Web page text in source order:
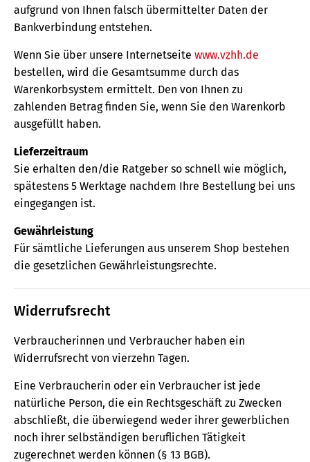
aufgrund von Ihnen falsch übermittelter Daten der
Bankverbindung entstehen.
Wenn Sie über unsere Internetseite www.vzhh.de
bestellen, wird die Gesamtsumme durch das
Warenkorbsystem ermittelt. Den von Ihnen zu
zahlenden Betrag finden Sie, wenn Sie den Warenkorb
ausgefüllt haben.
Lieferzeitraum
Sie erhalten den/die Ratgeber so schnell wie möglich,
spätestens 5 Werktage nachdem Ihre Bestellung bei uns
eingegangen ist.
Gewährleistung
Für sämtliche Lieferungen aus unserem Shop bestehen
die gesetzlichen Gewährleistungsrechte.
Widerrufsrecht
Verbraucherinnen und Verbraucher haben ein
Widerrufsrecht von vierzehn Tagen.
Eine Verbraucherin oder ein Verbraucher ist jede
natürliche Person, die ein Rechtsgeschäft zu Zwecken
abschließt, die überwiegend weder ihrer gewerblichen
noch ihrer selbständigen beruflichen Tätigkeit
zugerechnet werden können (§ 13 BGB).